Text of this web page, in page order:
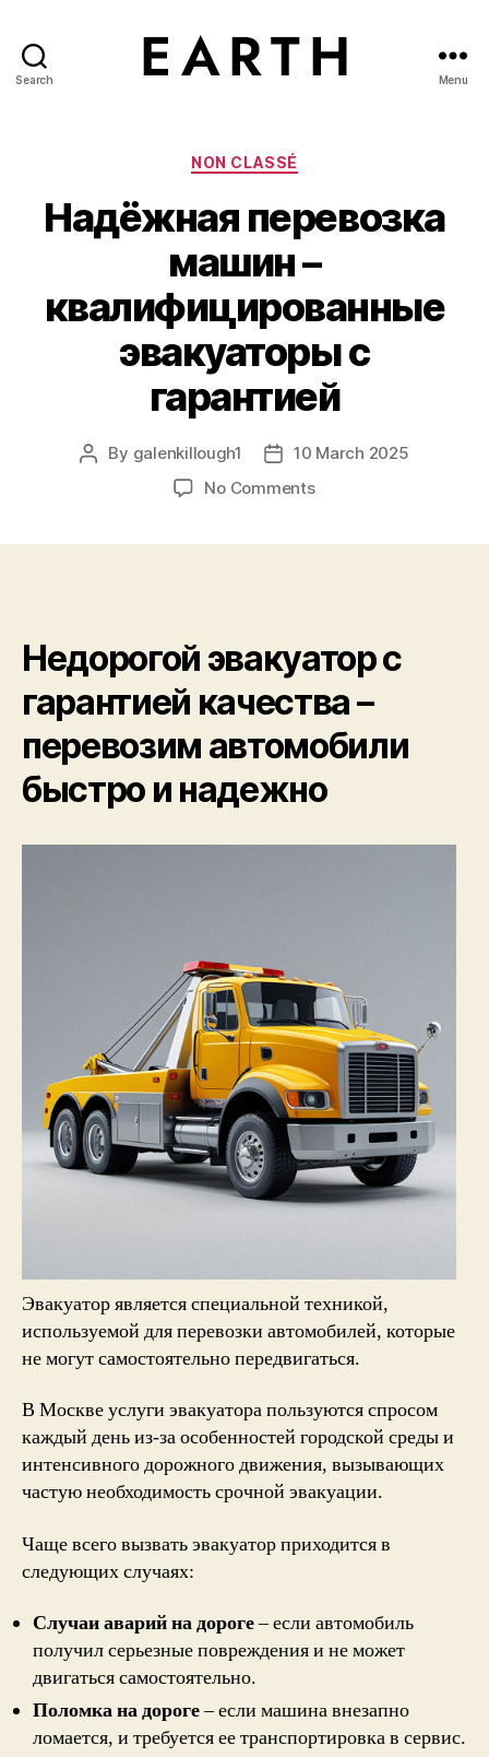
Search Menu
Categories
NON CLASSÉ
Надёжная перевозка
машин –
квалифицированные
эвакуаторы с
гарантией
Post
By galenkillough1
Post10 March 2025
No Commentson
с
гарантией
Недорогой эвакуатор с
гарантией качества –
перевозим автомобили
быстро и надежно
Эвакуатор является специальной техникой,
используемой для перевозки автомобилей, которые
не могут самостоятельно передвигаться.
В Москве услуги эвакуатора пользуются спросом
каждый день из-за особенностей городской среды и
интенсивного дорожного движения, вызывающих
частую необходимость срочной эвакуации.
Чаще всего вызвать эвакуатор приходится в
следующих случаях:
Случаи аварий на дороге– если автомобиль
получил серьезные повреждения и не может
двигаться самостоятельно.
Поломка на дороге– если машина внезапно
ломается, и требуется ее транспортировка в сервис.